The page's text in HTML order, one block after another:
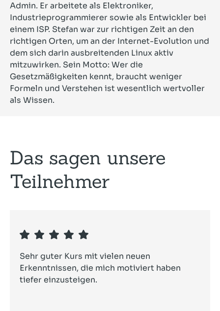
Admin. Er arbeitete als Elektroniker,
Industrieprogrammierer sowie als Entwickler bei
einem ISP. Stefan war zur richtigen Zeit an den
richtigen Orten, um an der Internet-Evolution und
dem sich darin ausbreitenden Linux aktiv
mitzuwirken. Sein Motto: Wer die
Gesetzmäßigkeiten kennt, braucht weniger
Formeln und Verstehen ist wesentlich wertvoller
als Wissen.
Das sagen unsere
Teilnehmer
Sehr guter Kurs mit vielen neuen
Erkenntnissen, die mich motiviert haben
tiefer einzusteigen.